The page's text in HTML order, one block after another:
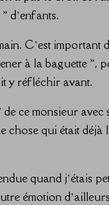
d’enfants.
C’est
à la baguette »,
y réfléchir avant.
ce monsieur avec
qui était
quand j’étais
émotion